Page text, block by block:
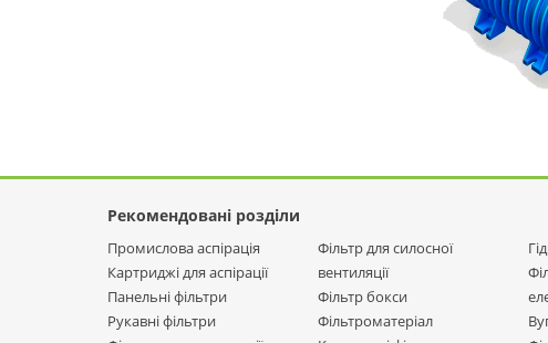
Рекомендовані розділи
Промислова аспірація
Картриджі для аспірації
Панельні фільтри
Рукавні фільтри
Фільтр для силосної
вентиляції
Фільтр бокси
Фільтроматеріал